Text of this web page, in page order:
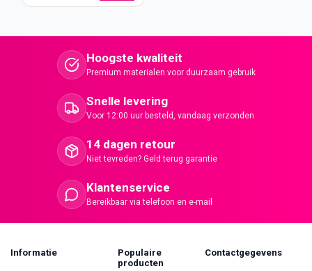
Hoogste kwaliteit
Premium materialen voor duurzaam gebruik
Snelle levering
Voor 12:00 uur besteld, vandaag verzonden
14 dagen retour
Niet tevreden? Geld terug garantie
Klantenservice
Bereikbaar via telefoon en e-mail
Informatie
Populaire
producten
Contactgegevens